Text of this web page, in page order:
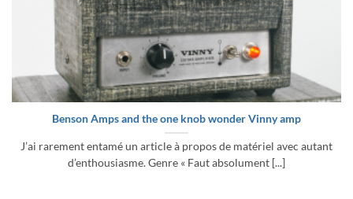
Benson Amps and the one knob wonder Vinny amp
J’ai rarement entamé un article à propos de matériel avec autant
d’enthousiasme. Genre « Faut absolument [...]